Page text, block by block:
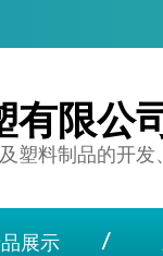
有限公
塑料制品的开发
展示